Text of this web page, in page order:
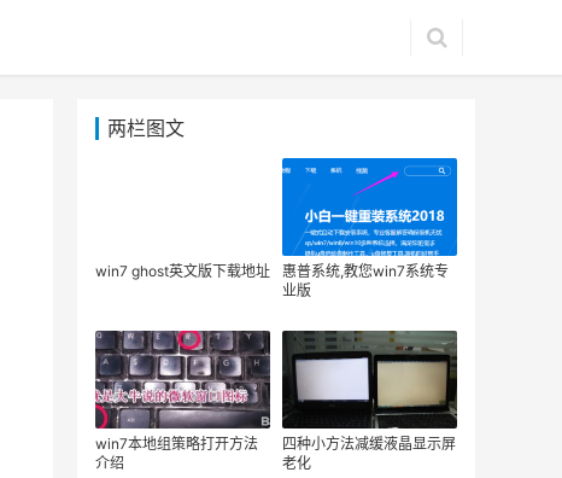
两栏图文
win7 ghost英文版下载地址
惠普系统,教您win7系统专
业版
win7本地组策略打开方法
介绍
四种小方法减缓液晶显示屏
老化